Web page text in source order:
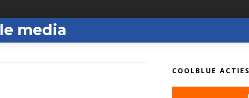
media
COOLBLUE ACTIES